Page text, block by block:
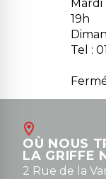
Mardi
19h
Tel :
Août
OÙ NOUS
LA GRIFFE
2 Rue de la